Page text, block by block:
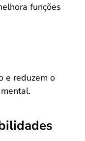
funções
e reduzem o